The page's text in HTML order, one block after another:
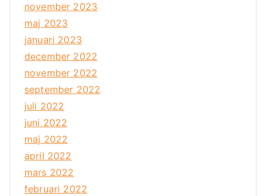
november 2023
maj 2023
januari 2023
december 2022
november 2022
september 2022
juli 2022
juni 2022
maj 2022
april 2022
mars 2022
februari 2022